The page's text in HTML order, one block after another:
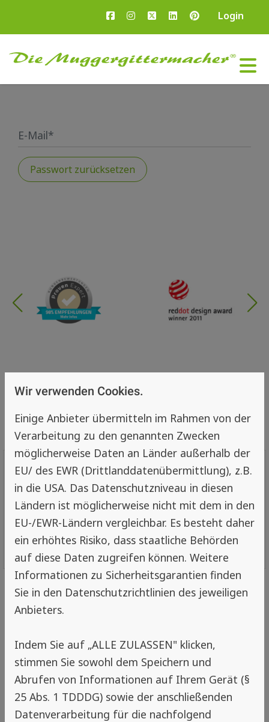
Login
Passwort zurücksetzen
4,87 von 5
SEHR GUT
2.414 Bewertungen 100%
Ansbach
Standort Ansbach
Spengler & Meyer GmbH
Die Muggergittermacher
Gutenbergstr. 4
Wir verwenden Cookies.
Einige Anbieter übermitteln im Rahmen von der
Verarbeitung zu den genannten Zwecken
möglicherweise Daten an Länder außerhalb der
EU/ des EWR (Drittlanddatenübermittlung), z.B.
in die USA. Das Datenschutzniveau in diesen
Ländern ist möglicherweise nicht mit dem in den
EU-/EWR-Ländern vergleichbar. Es besteht daher
ein erhöhtes Risiko, dass staatliche Behörden
auf diese Daten zugreifen können. Weitere
Informationen zu Sicherheitsgarantien finden
Sie in den Datenschutzrichtlinien des jeweiligen
Anbieters.
Indem Sie auf „ALLE ZULASSEN" klicken,
stimmen Sie sowohl dem Speichern und
Abrufen von Informationen auf Ihrem Gerät (§
25 Abs. 1 TDDDG) sowie der anschließenden
Datenverarbeitung für die nachfolgend